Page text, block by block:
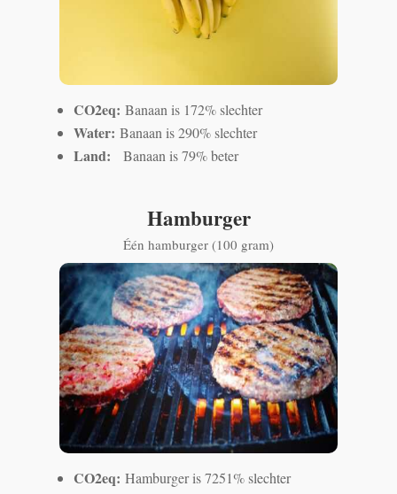
CO2eq:Banaan is 172% slechter
Water:Banaan is 290% slechter
Land:Banaan is 79% beter
Hamburger
Één hamburger (100 gram)
CO2eq:Hamburger is 7251% slechter